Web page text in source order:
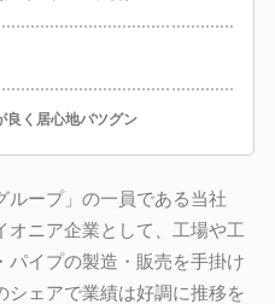
く居心地バツグン
ループ」の一員である当社
オニア企業として、工場や工
パイプの製造・販売を手掛け
シェアで業績は好調に推移を